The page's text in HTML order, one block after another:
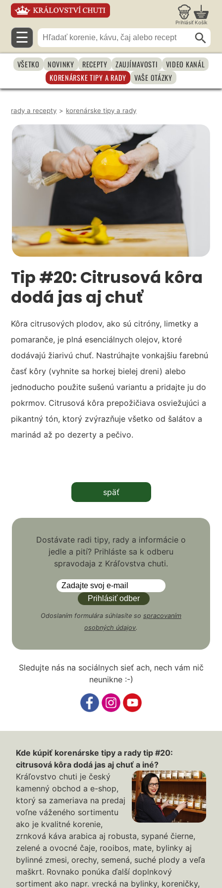
Prihlásiť Košík
☰
VŠETKO NOVINKY RECEPTY ZAUJÍMAVOSTI
VIDEO KANÁL
KORENÁRSKE TIPY A RADY
VAŠE OTÁZKY
rady a recepty > korenárske tipy a rady
Tip #20: Citrusová kôra
dodá jas aj chuť
Kôra citrusových plodov, ako sú citróny, limetky a
pomaranče, je plná esenciálnych olejov, ktoré
dodávajú žiarivú chuť. Nastrúhajte vonkajšiu farebnú
časť kôry (vyhnite sa horkej bielej dreni) alebo
jednoducho použite sušenú variantu a pridajte ju do
pokrmov. Citrusová kôra prepožičiava osviežujúci a
pikantný tón, ktorý zvýrazňuje všetko od šalátov a
marinád až po dezerty a pečivo.
späť
Dostávate radi tipy, rady a informácie o
jedle a pití? Prihláste sa k odberu
spravodaja z Kráľovstva chuti.
Odoslaním formulára súhlasíte so spracovaním
osobných údajov.
Sledujte nás na sociálnych sieť ach, nech vám nič
neunikne :-)
Kde kúpiť korenárske tipy a rady tip #20:
citrusová kôra dodá jas aj chuť a iné?
Kráľovstvo chuti je český
kamenný obchod a e-shop,
ktorý sa zameriava na predaj
voľne váženého sortimentu
ako je kvalitné korenie,
zrnková káva arabica aj robusta, sypané čierne,
zelené a ovocné čaje, rooibos, mate, bylinky aj
bylinné zmesi, orechy, semená, suché plody a veľa
maškrt. Rovnako ponúka ďalší doplnkový
sortiment ako napr. vrecká na bylinky, koreničky,